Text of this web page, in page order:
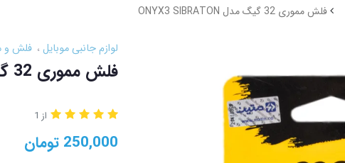
فلش مموری 32 گیگ مدل ONYX3 SIBRATON
لوازم جانبی موبایل فلش و
فلش مموری 32 گیگ مدل ONYX3 SIBRATON
از 1
250,000 تومان